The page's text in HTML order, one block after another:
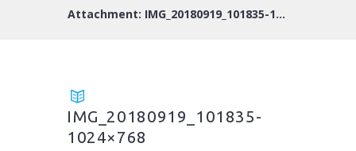
Attachment: IMG_20180919_101835-1024×768
IMG_20180919_101835-
1024×768